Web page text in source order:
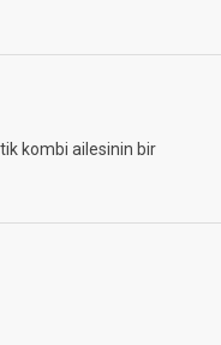
ve ortamdan
iki farklı m...